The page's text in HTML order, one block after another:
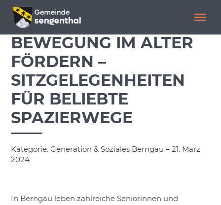
Menü überspringen
Menü überspringen
BEWEGUNG IM ALTER
FÖRDERN –
SITZGELEGENHEITEN
FÜR BELIEBTE
SPAZIERWEGE
Kategorie: Generation & Soziales Berngau – 21. März
2024
In Berngau leben zahlreiche Seniorinnen und